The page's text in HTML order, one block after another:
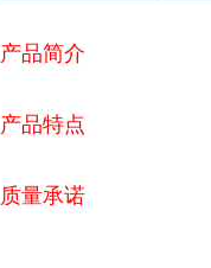
产品简介
产品特点
质量承诺